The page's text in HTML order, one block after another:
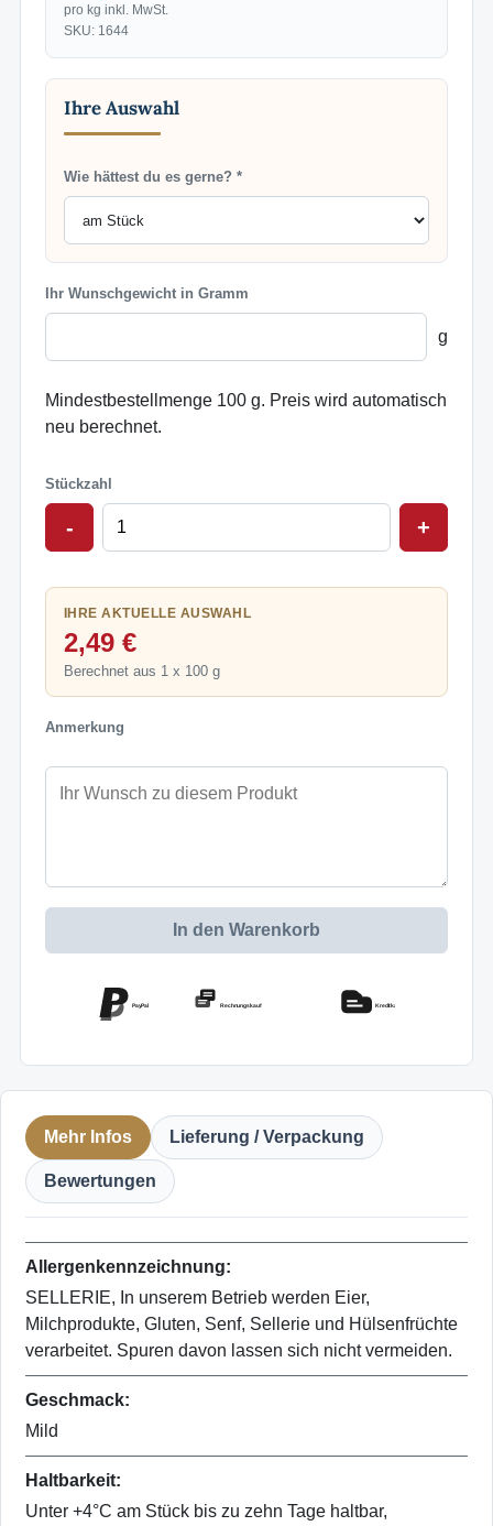
pro kg inkl. MwSt.
SKU: 1644
Ihre Auswahl
Wie hättest du es gerne? *
Ihr Wunschgewicht in Gramm
g
Mindestbestellmenge 100 g. Preis wird automatisch
neu berechnet.
Stückzahl
- +
IHRE AKTUELLE AUSWAHL
2,49 €
Berechnet aus 1 x 100 g
Anmerkung
In den Warenkorb
PayPal Rechnungskauf Kreditkarte
Mehr Infos Lieferung / Verpackung
Bewertungen
Allergenkennzeichnung:
SELLERIE, In unserem Betrieb werden Eier,
Milchprodukte, Gluten, Senf, Sellerie und Hülsenfrüchte
verarbeitet. Spuren davon lassen sich nicht vermeiden.
Geschmack:
Mild
Haltbarkeit:
Unter +4°C am Stück bis zu zehn Tage haltbar,